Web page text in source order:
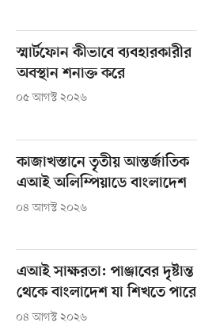
স্মার্টফোন কীভাবে ব্যবহারকারীর
অবস্থান শনাক্ত করে
০৫ আগস্ট ২০২৬
কাজাখস্তানে তৃতীয় আন্তর্জাতিক
এআই অলিম্পিয়াডে বাংলাদেশ
০৪ আগস্ট ২০২৬
এআই সাক্ষরতা: পাঞ্জাবের দৃষ্টান্ত
থেকে বাংলাদেশ যা শিখতে পারে
০৪ আগস্ট ২০২৬